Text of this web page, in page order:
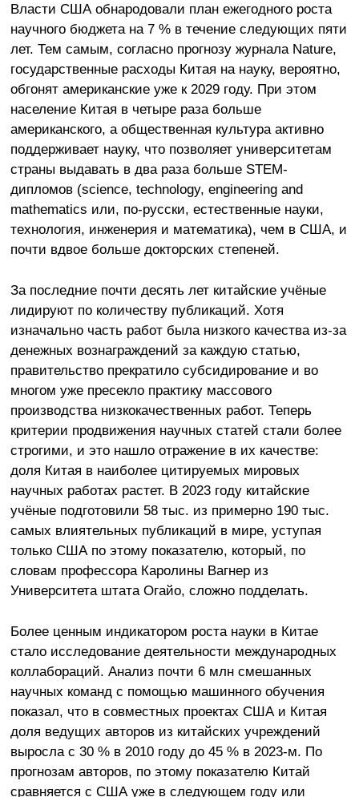
Власти США обнародовали план ежегодного роста
научного бюджета на 7 % в течение следующих пяти
лет. Тем самым, согласно прогнозу журнала Nature,
государственные расходы Китая на науку, вероятно,
обгонят американские уже к 2029 году. При этом
население Китая в четыре раза больше
американского, а общественная культура активно
поддерживает науку, что позволяет университетам
страны выдавать в два раза больше STEM-
дипломов (science, technology, engineering and
mathematics или, по-русски, естественные науки,
технология, инженерия и математика), чем в США, и
почти вдвое больше докторских степеней.
За последние почти десять лет китайские учёные
лидируют по количеству публикаций. Хотя
изначально часть работ была низкого качества из-за
денежных вознаграждений за каждую статью,
правительство прекратило субсидирование и во
многом уже пресекло практику массового
производства низкокачественных работ. Теперь
критерии продвижения научных статей стали более
строгими, и это нашло отражение в их качестве:
доля Китая в наиболее цитируемых мировых
научных работах растет. В 2023 году китайские
учёные подготовили 58 тыс. из примерно 190 тыс.
самых влиятельных публикаций в мире, уступая
только США по этому показателю, который, по
словам профессора Каролины Вагнер из
Университета штата Огайо, сложно подделать.
Более ценным индикатором роста науки в Китае
стало исследование деятельности международных
коллабораций. Анализ почти 6 млн смешанных
научных команд с помощью машинного обучения
показал, что в совместных проектах США и Китая
доля ведущих авторов из китайских учреждений
выросла с 30 % в 2010 году до 45 % в 2023-м. По
прогнозам авторов, по этому показателю Китай
сравняется с США уже в следующем году или